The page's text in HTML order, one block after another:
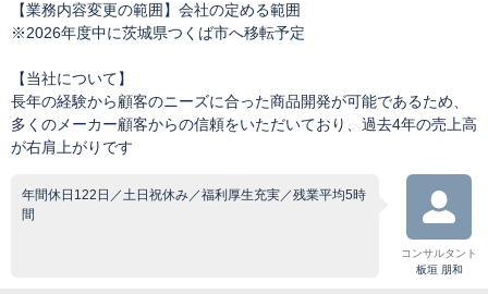
【業務内容変更の範囲】会社の定める範囲
※2026年度中に茨城県つくば市へ移転予定
【当社について】
長年の経験から顧客のニーズに合った商品開発が可能であるため、
多くのメーカー顧客からの信頼をいただいており、過去4年の売上高
が右肩上がりです
年間休日122日／土日祝休み／福利厚生充実／残業平均5時
間
コンサルタント
板垣 朋和